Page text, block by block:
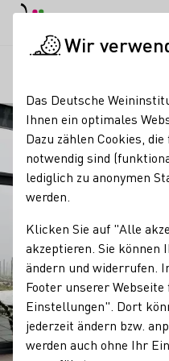
Wir
Das Deutsche
Ihnen ein optimales
Dazu zählen Cookies,
notwendig sind
lediglich zu anonymen
werden.
Klicken Sie auf "Alle
akzeptieren. Sie können
ändern und widerrufen.
Footer unserer
Einstellungen". Dort
jederzeit ändern bzw.
werden auch ohne Ihr